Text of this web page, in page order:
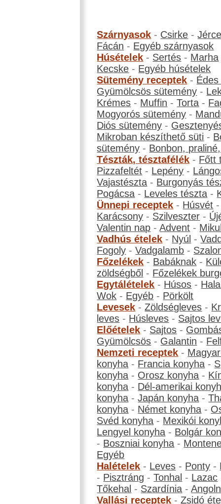
Szárnyasok - Csirke -
Fácán - Egyéb szárnyasok
Húsételek - Sertés - Marha
Kecske - Egyéb húsételek
Sütemény receptek -
Gyümölcsös sütemény -
Krémes - Muffin -Torta -
Mogyorós sütemény -
Diós sütemény -
Mikroban készíthető süti -
sütemény - Bonbon,
Tészták, tésztafélék - Főtt
Pizzafeltét - Lepény -
Vajastészta - Burgonyás
Pogácsa - Leveles tészta -
Ünnepi receptek - Húsvét
Karácsony - Szilveszter -
Valentin nap -Advent -
Vadhús ételek - Nyúl -
Fogoly -Vadgalamb -
Főzelékek - Babáknak -
zöldségből - Főzelékek
Egytálételek - Húsos -
Wok - Egyéb - Pörkölt
Levesek -Zöldségleves -
leves - Húsleves - Sajtos
Előételek - Sajtos -
Gyümölcsös - Galantin -
Nemzeti receptek -
konyha - Francia konyha -
konyha - Orosz konyha -
konyha - Dél-amerikai
konyha -Japán konyha -
konyha - Német konyha -
Svéd konyha - Mexikói
Lengyel konyha - Bolgár
- Boszniai konyha -
Egyéb
Halételek - Leves - Ponty -
- Pisztráng -Tonhal - Lazac
Tőkehal - Szardínia -
Vallási receptek -Zsidó